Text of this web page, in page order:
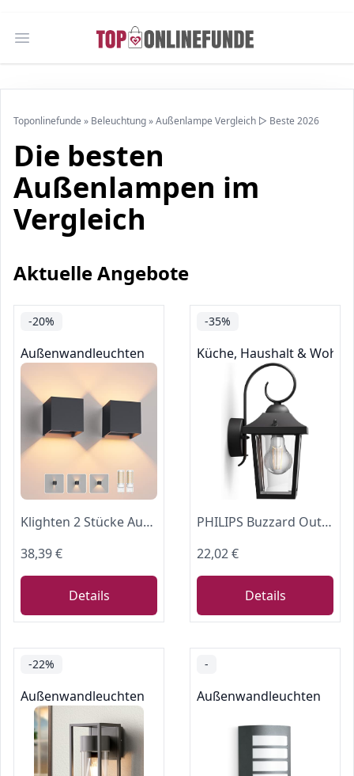
Open main menu
Toponlinefunde » Beleuchtung»Außenlampe Vergleich ▷ Beste 2026
Die besten
Außenlampen im
Vergleich
Aktuelle Angebote
-20%
Außenwandleuchten
Klighten 2 Stücke Aussenlampe mit Austauschbarer G9 Lampe 3000K, Anthrazit
38,39 €
Details
-35%
Küche, Haushalt &
PHILIPS Buzzard Outdoor-Lampe, Wandlampe, Außenbeleuchtung, IP44-Wetterfest, Langlebig, Aluminium, Klassisches Design, Schwarz, E27-Leuchtmittel Separat Erhältlich
22,02 €
Details
-22%
Außenwandleuchten
-
Außenwandleuchten